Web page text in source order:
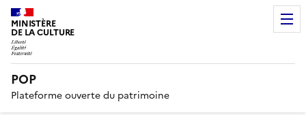
MINISTÈRE
DE LA CULTURE
POP
Plateforme ouverte du patrimoine